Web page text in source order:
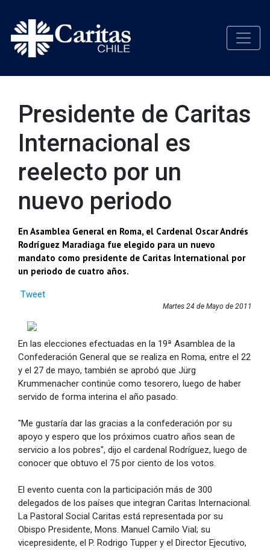
Presidente de Caritas
Internacional es
reelecto por un
nuevo periodo
En Asamblea General en Roma, el Cardenal Oscar Andrés
Rodríguez Maradiaga fue elegido para un nuevo
mandato como presidente de Caritas International por
un periodo de cuatro años.
Tweet
Martes 24 de Mayo de 2011
En las elecciones efectuadas en la 19ª Asamblea de la
Confederación General que se realiza en Roma, entre el 22
y el 27 de mayo, también se aprobó que Jürg
Krummenacher continúe como tesorero, luego de haber
servido de forma interina el año pasado.
"Me gustaría dar las gracias a la confederación por su
apoyo y espero que los próximos cuatro años sean de
servicio a los pobres", dijo el cardenal Rodríguez, luego de
conocer que obtuvo el 75 por ciento de los votos.
El evento cuenta con la participación más de 300
delegados de los países que integran Caritas Internacional.
La Pastoral Social Caritas está representada por su
Obispo Presidente, Mons. Manuel Camilo Vial; su
vicepresidente, el P. Rodrigo Tupper y el Director Ejecutivo,